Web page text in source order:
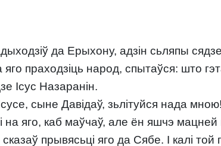
да Ерыхону, адзін сьляпы
праходзіць народ, спытаўся: што
Ісус Назаранін.
сыне Давідаў, зьлітуйся нада мною!
на яго, каб маўчаў, але ён яшчэ
прывясьці яго да Сябе. І калі